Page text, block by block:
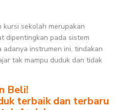
kursi sekolah merupakan
dipentingkan pada sistem
instrumen ini, tindakan
tak mampu duduk dan tidak
Beli!
terbaik dan terbaru